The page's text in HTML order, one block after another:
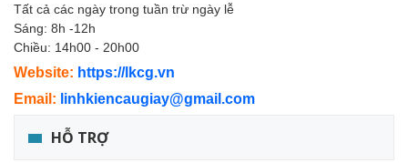
Tất cả các ngày trong tuần trừ ngày lễ
Sáng: 8h -12h
Chiều: 14h00 - 20h00
Website: https://lkcg.vn
Email: linhkiencaugiay@gmail.com
HỖ TRỢ